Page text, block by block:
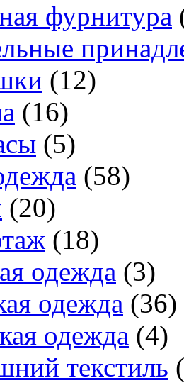
фурнитура
(12)
(16)
(5)
(58)
(20)
(18)
одежда (3)
одежда (36)
одежда (4)
текстиль